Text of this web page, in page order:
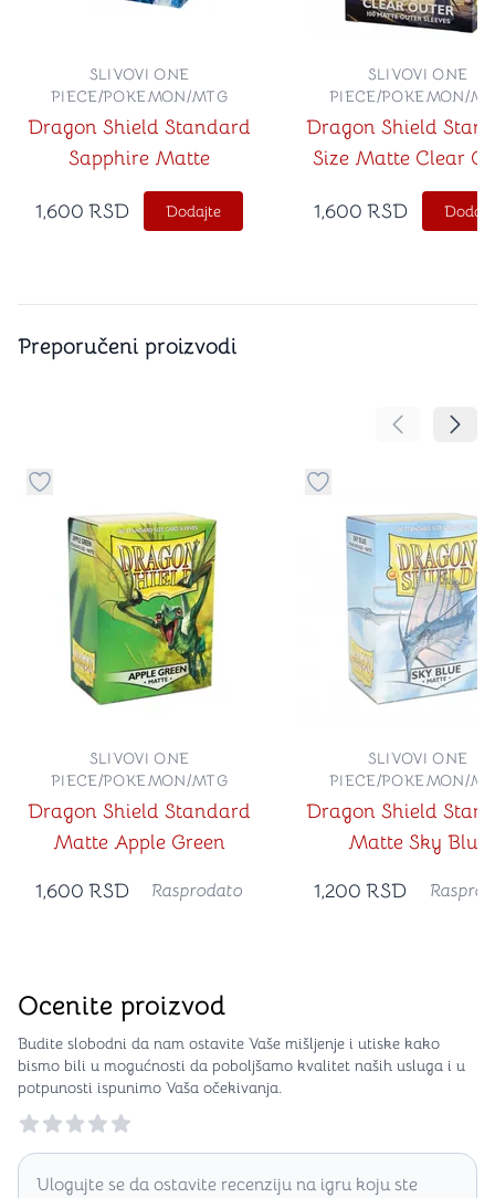
Dragon Shield Standard
Sapphire Matte
SLIVOVI ONE
PIECE/POKEMON/MTG
1,600 RSD Dodajte
Dragon Shield
Size Matte Clear
Sleeves 100ct
SLIVOVI ONE
PIECE/POKEMON/
1,600 RSD
Preporučeni proizvodi
Pomeranje
Dugme za dodavanje stvari u kategoriju omiljeno
Dragon Shield Standard
Matte Apple Green
SLIVOVI ONE
PIECE/POKEMON/MTG
1,600 RSD Rasprodato
Dugme za dodavanje
Dragon Shield
Matte Sky Blue
SLIVOVI ONE
PIECE/POKEMON/
1,200 RSD
Ocenite proizvod
Budite slobodni da nam ostavite Vaše mišljenje i utiske kako
bismo bili u mogućnosti da poboljšamo kvalitet naših usluga i u
potpunosti ispunimo Vaša očekivanja.
Reviews
Ulogujte se da ostavite recenziju na igru koju ste